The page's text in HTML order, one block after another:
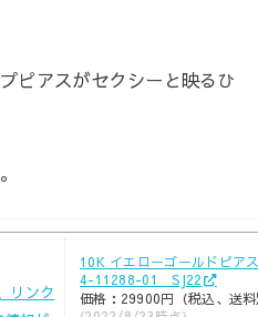
ピアスがセクシーと映るひ
10K イエローゴールドピア
4-11288-01 SJ22
価格：29900円（税込、送